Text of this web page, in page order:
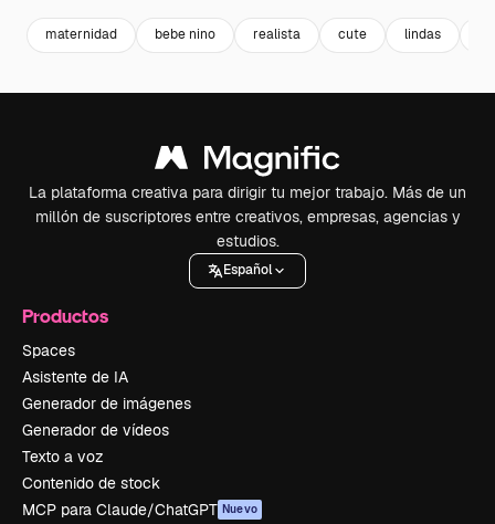
maternidad bebe nino realista cute lindas
La plataforma creativa para dirigir tu mejor trabajo. Más de un
millón de suscriptores entre creativos, empresas, agencias y
estudios.
Español
Productos
Spaces
Asistente de IA
Generador de imágenes
Generador de vídeos
Texto a voz
Contenido de stock
MCP para Claude/ChatGPT Nuevo